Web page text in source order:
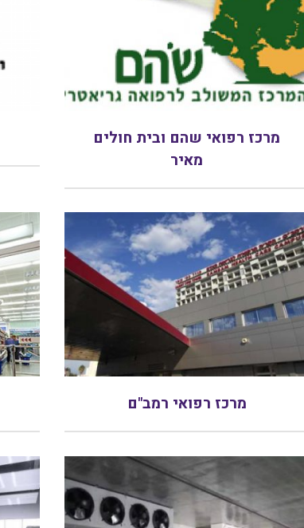
מרכז רפואי שהם ובית חולים
מאיר
מרכז רפואי רמב"ם